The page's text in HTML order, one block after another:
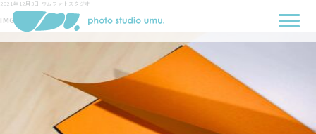
2021年12月3日 ウムフォトスタジオ
IMG_5757